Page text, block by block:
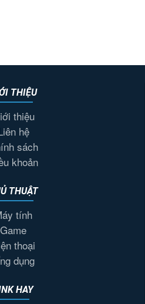
THIỆU
thiệu
hệ
sách
khoản
THUẬT
tính
Game
thoại
dụng
HAY